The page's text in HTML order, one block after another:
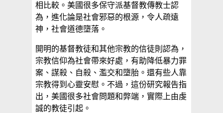
相比較。美國很多保守派基督教傳教士認
為，進化論是社會邪惡的根源，令人疏遠
神，社會道德墮落。
開明的基督教徒和其他宗教的信徒則認為，
宗教信仰為社會帶來好處，有助降低暴力罪
案、謀殺、自殺、濫交和墮胎。還有些人靠
宗教得到心靈安慰。不過，這份研究報告指
出，美國很多社會問題和弊端，實際上由虔
誠的教徒引起。